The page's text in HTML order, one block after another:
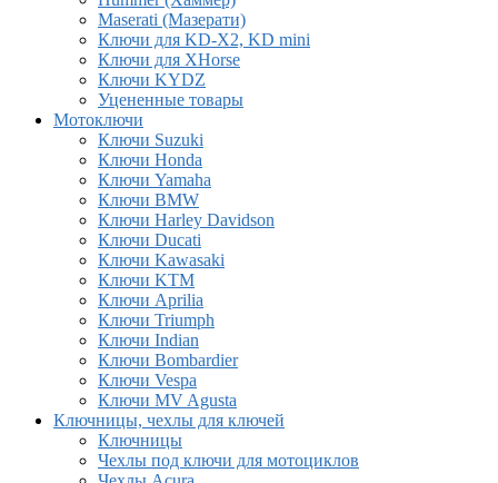
Maserati (Мазерати)
Ключи для KD-X2, KD mini
Ключи для XHorse
Ключи KYDZ
Уцененные товары
Мотоключи
Ключи Suzuki
Ключи Honda
Ключи Yamaha
Ключи BMW
Ключи Harley Davidson
Ключи Ducati
Ключи Kawasaki
Ключи KTM
Ключи Aprilia
Ключи Triumph
Ключи Indian
Ключи Bombardier
Ключи Vespa
Ключи MV Agusta
Ключницы, чехлы для ключей
Ключницы
Чехлы под ключи для мотоциклов